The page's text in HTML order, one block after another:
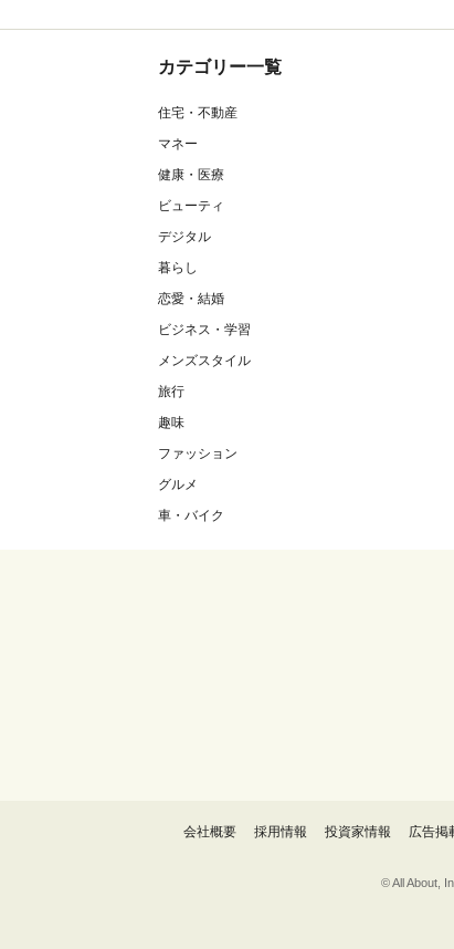
カテゴリー一覧
住宅・不動産
マネー
健康・医療
ビューティ
デジタル
暮らし
恋愛・結婚
ビジネス・学習
メンズスタイル
旅行
趣味
ファッション
グルメ
車・バイク
会社概要 採用情報 投資家情報 広告掲
© All About,